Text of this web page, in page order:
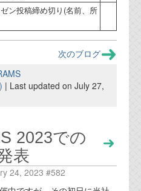
ン投稿締め切り(名前、所
次のブログ
| Last updated on July 27,
2023での
表
24, 2023 #582